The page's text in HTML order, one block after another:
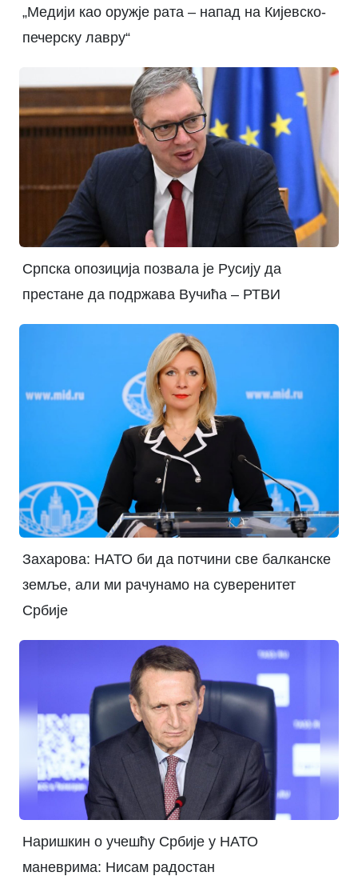
„Медији као оружје рата – напад на Кијевско-
печерску лавру“
Српска опозиција позвала је Русију да
престане да подржава Вучића – РТВИ
Захарова: НАТО би да потчини све балканске
земље, али ми рачунамо на суверенитет
Србије
Наришкин о учешћу Србије у НАТО
маневрима: Нисам радостан